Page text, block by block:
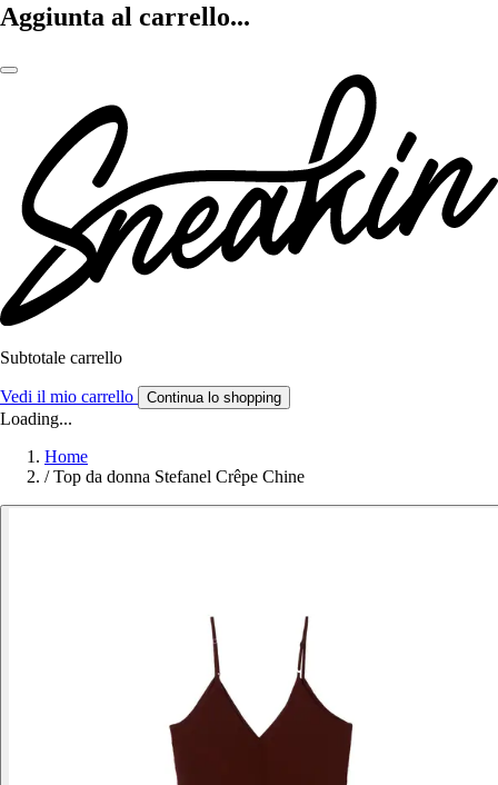
Aggiunta al carrello...
Subtotale carrello
Vedi il mio carrello Continua lo shopping
Loading...
Home
/ Top da donna Stefanel Crêpe Chine